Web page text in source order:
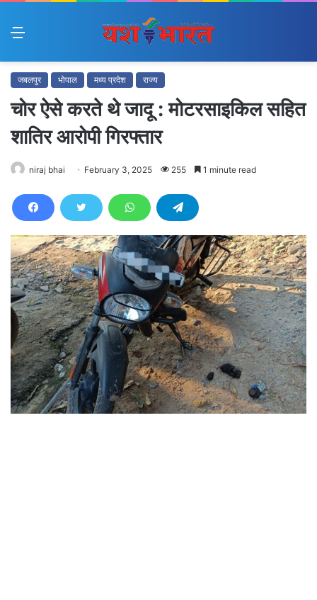
Menu
जबलपुर भोपाल मध्य प्रदेश राज्य
चोर ऐसे करते थे जादू : मोटरसाइकिल सहित
शातिर आरोपी गिरफ्तार
niraj bhai February 3, 2025 255 1 minute read